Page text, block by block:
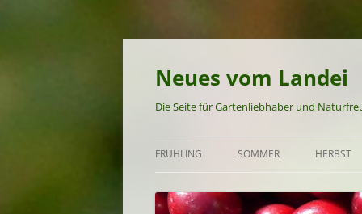
Neues vom Landei
Die Seite für Gartenliebhaber und
FRÜHLING
FRÜHLING
SOMMER HERBST